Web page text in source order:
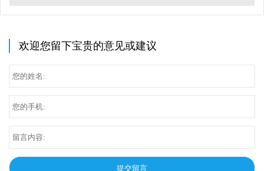
欢迎您留下宝贵的意见或建议